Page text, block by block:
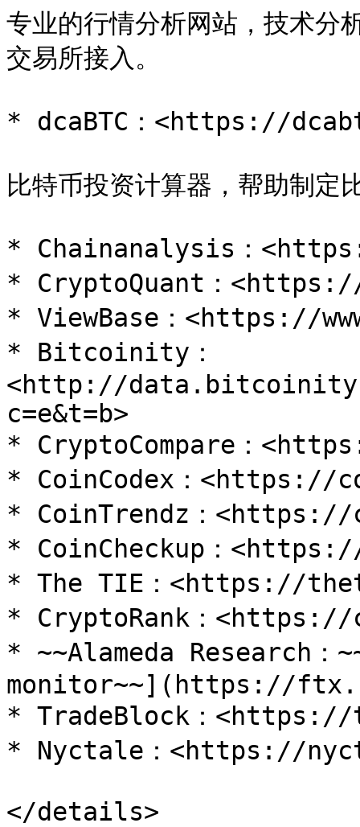
专业的行情分析网站，技术分
交易所接入。
* dcaBTC：<https://
比特币投资计算器，帮助制定
* Chainanalysis：
* CryptoQuant：
* ViewBase：<https://
* Bitcoinity：
<http://
c=e&t=b>
* CryptoCompare：
* CoinCodex：<https://
* CoinTrendz：<https://
* CoinCheckup：
* The TIE：<https://
* CryptoRank：
* ~~Alameda Research
monitor~~](https://
* TradeBlock：<https://
* Nyctale：<https://
</details>